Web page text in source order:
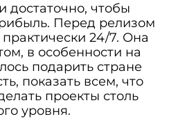
чтобы
Перед релизом
24/7. Она
в особенности на
подарить стране
показать всем, что
проекты столь
уровня.